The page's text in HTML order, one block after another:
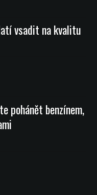
vsadit na kvalitu
pohánět benzínem,